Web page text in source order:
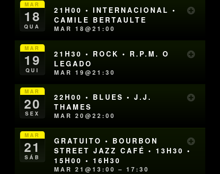
MAR
18
QUA
21H00 • INTERNACIONAL •
CAMILE BERTAULTE
MAR 18@21:00
MAR
19
QUI
21H30 • ROCK • R.P.M. O
LEGADO
MAR 19@21:30
MAR
20
SEX
22H00 • BLUES • J.J.
THAMES
MAR 20@22:00
MAR
21
SÁB
GRATUITO • BOURBON
STREET JAZZ CAFÉ • 13H30 •
15H00 • 16H30
MAR 21@13:00 – 17:30